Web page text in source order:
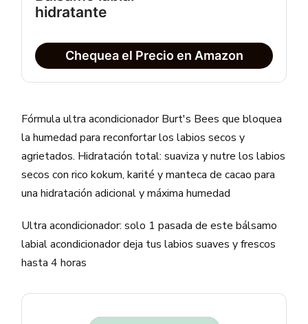
hidratante
Chequea el Precio en Amazon
Fórmula ultra acondicionador Burt's Bees que bloquea
la humedad para reconfortar los labios secos y
agrietados. Hidratación total: suaviza y nutre los labios
secos con rico kokum, karité y manteca de cacao para
una hidratación adicional y máxima humedad
Ultra acondicionador: solo 1 pasada de este bálsamo
labial acondicionador deja tus labios suaves y frescos
hasta 4 horas